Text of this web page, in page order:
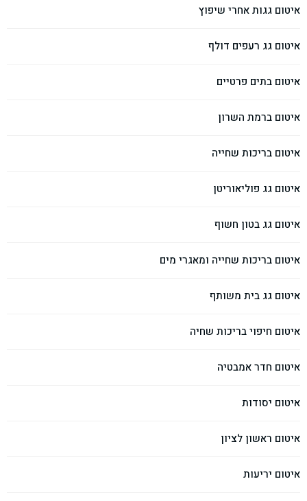
איטום גגות אחרי שיפוץ
איטום גג רעפים דולף
איטום בתים פרטיים
איטום ברמת השרון
איטום בריכות שחייה
איטום גג פוליאוריטן
איטום גג בטון חשוף
איטום בריכות שחייה ומאגרי מים
איטום גג בית משותף
איטום חיפוי בריכות שחיה
איטום חדר אמבטיה
איטום יסודות
איטום ראשון לציון
איטום יריעות